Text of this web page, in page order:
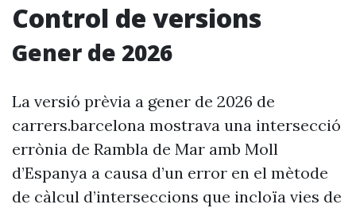
Control de versions
Gener de 2026
La versió prèvia a gener de 2026 de
carrers.barcelona mostrava una intersecció
errònia de Rambla de Mar amb Moll
d’Espanya a causa d’un error en el mètode
de càlcul d’interseccions que incloïa vies de